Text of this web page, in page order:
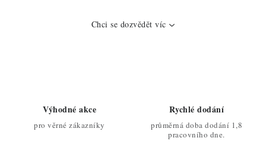
Chci se dozvědět víc
Výhodné akce
pro věrné zákazníky
Rychlé dodání
průměrná doba dodání 1,8
pracovního dne.